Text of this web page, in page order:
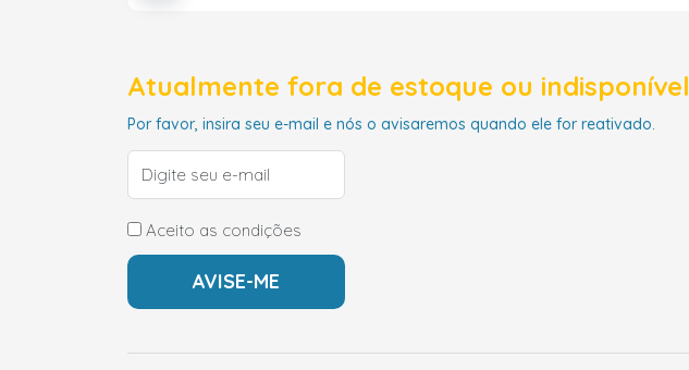
Atualmente fora de estoque ou indisponível
Por favor, insira seu e-mail e nós o avisaremos quando ele for reativado.
Aceito as condições